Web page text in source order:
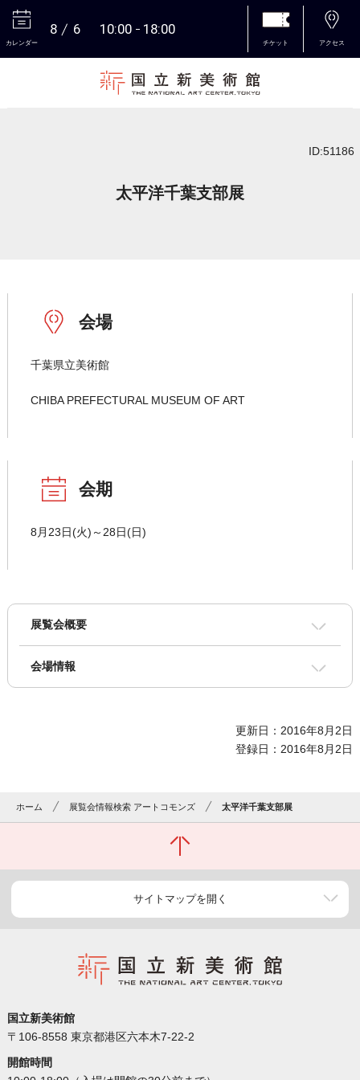
カレンダー
8 6 10:00 18:00
チケット アクセス
ID:51186
太平洋千葉支部展
会場
千葉県立美術館
CHIBA PREFECTURAL MUSEUM OF ART
会期
8月23日(火)～28日(日)
展覧会概要
会場情報
更新日：2016年8月2日
登録日：2016年8月2日
ホーム 展覧会情報検索 アートコモンズ 太平洋千葉支部展
サイトマップを開く
国立新美術館
〒106-8558 東京都港区六本木7-22-2
開館時間